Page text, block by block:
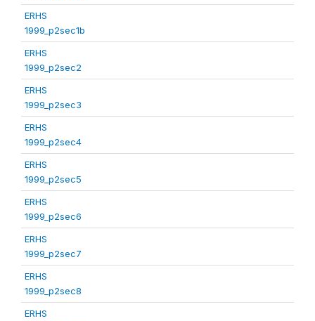
ERHS
1999_p2sec1b
ERHS
1999_p2sec2
ERHS
1999_p2sec3
ERHS
1999_p2sec4
ERHS
1999_p2sec5
ERHS
1999_p2sec6
ERHS
1999_p2sec7
ERHS
1999_p2sec8
ERHS